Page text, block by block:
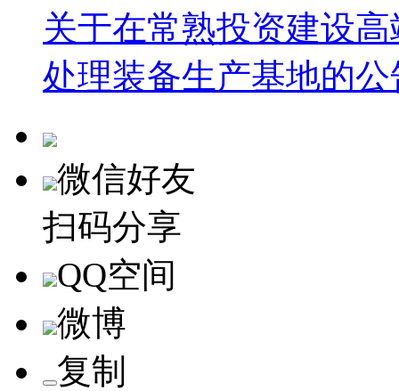
关于在常熟投资建设
处理装备生产基地的公
微信好友
扫码分享
QQ空间
微博
复制